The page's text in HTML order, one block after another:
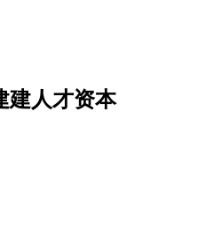
建人才资本